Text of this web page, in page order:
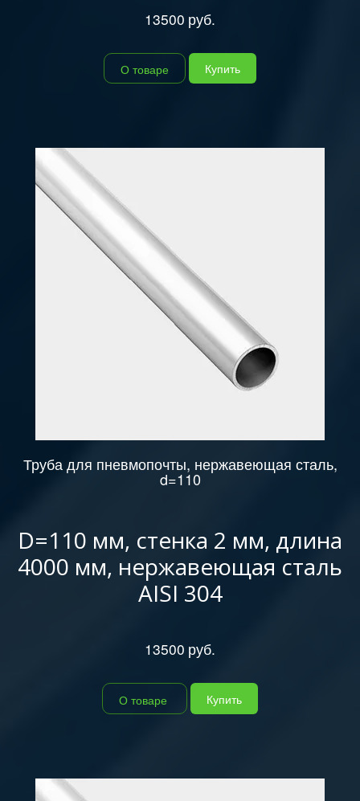
13500 руб.
О товаре Купить
Труба для пневмопочты, нержавеющая сталь,
d=110
D=110 мм, стенка 2 мм, длина
4000 мм, нержавеющая сталь
AISI 304
13500 руб.
О товаре Купить